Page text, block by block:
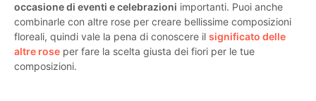
occasione di eventi e celebrazioni importanti. Puoi anche
combinarle con altre rose per creare bellissime composizioni
floreali, quindi vale la pena di conoscere il significato delle
altre rose per fare la scelta giusta dei fiori per le tue
composizioni.